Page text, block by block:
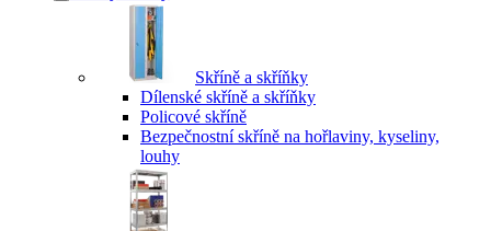
Skříně a skříňky
Dílenské skříně a skříňky
Policové skříně
Bezpečnostní skříně na hořlaviny, kyseliny,
louhy